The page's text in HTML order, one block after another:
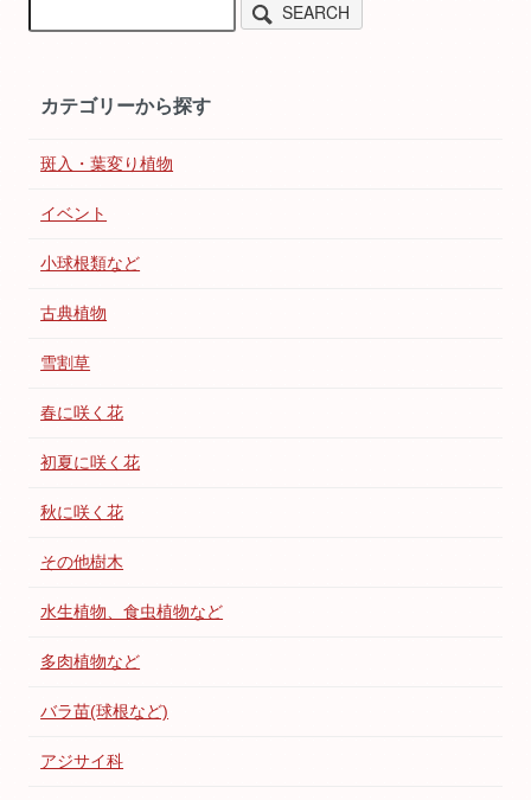
SEARCH
カテゴリーから探す
斑入・葉変り植物
イベント
小球根類など
古典植物
雪割草
春に咲く花
初夏に咲く花
秋に咲く花
その他樹木
水生植物、食虫植物など
多肉植物など
バラ苗(球根など)
アジサイ科